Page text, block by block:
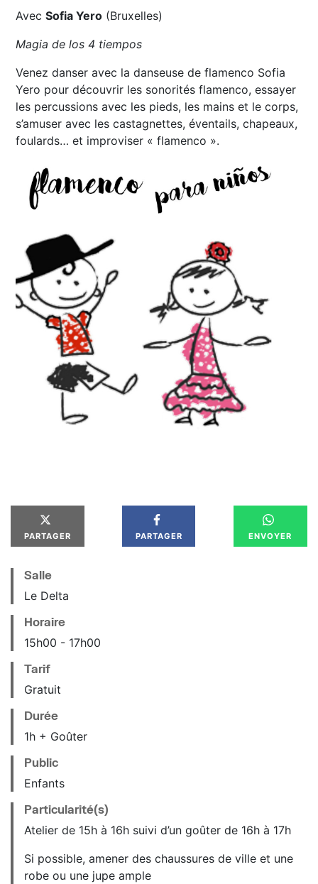
AvecSofia Yero (Bruxelles)
Magia de los 4 tiempos
Venez danser avec la danseuse de flamenco Sofia
Yero pour découvrir les sonorités flamenco, essayer
les percussions avec les pieds, les mains et le corps,
s’amuser avec les castagnettes, éventails, chapeaux,
foulards… et improviser « flamenco ».
PARTAGER PARTAGER ENVOYER
Salle
Le Delta
Horaire
15h00 17h00
Tarif
Gratuit
Durée
1h + Goûter
Public
Enfants
Particularité(s)
Atelier de 15h à 16h suivi d’un goûter de 16h à 17h
Si possible, amener des chaussures de ville et une
robe ou une jupe ample